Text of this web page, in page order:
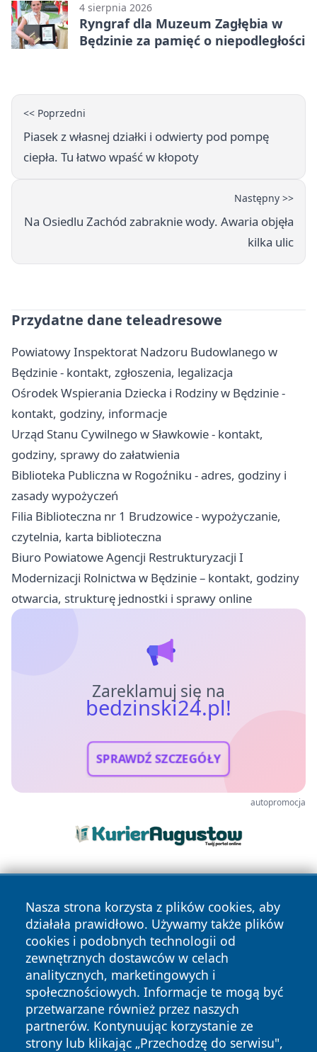
4 sierpnia 2026
Ryngraf dla Muzeum Zagłębia w
Będzinie za pamięć o niepodległości
<< Poprzedni
Piasek z własnej działki i odwierty pod pompę
ciepła. Tu łatwo wpaść w kłopoty
Następny >>
Na Osiedlu Zachód zabraknie wody. Awaria objęła
kilka ulic
Przydatne dane teleadresowe
Powiatowy Inspektorat Nadzoru Budowlanego w
Będzinie - kontakt, zgłoszenia, legalizacja
Ośrodek Wspierania Dziecka i Rodziny w Będzinie -
kontakt, godziny, informacje
Urząd Stanu Cywilnego w Sławkowie - kontakt,
godziny, sprawy do załatwienia
Biblioteka Publiczna w Rogoźniku - adres, godziny i
zasady wypożyczeń
Filia Biblioteczna nr 1 Brudzowice - wypożyczanie,
czytelnia, karta biblioteczna
Biuro Powiatowe Agencji Restrukturyzacji I
Modernizacji Rolnictwa w Będzinie – kontakt, godziny
otwarcia, strukturę jednostki i sprawy online
Zareklamuj się na
bedzinski24.pl!
SPRAWDŹ SZCZEGÓŁY
autopromocja
Nasza strona korzysta z plików cookies, aby
działała prawidłowo. Używamy także plików
cookies i podobnych technologii od
zewnętrznych dostawców w celach
analitycznych, marketingowych i
społecznościowych. Informacje te mogą być
przetwarzane również przez naszych
partnerów. Kontynuując korzystanie ze
strony lub klikając „Przechodzę do serwisu",
Copyright © 2026 bedzinski24.pl Wszystkie prawa
zastrzeżone.
News Autorzy
Polityka
Prywatności
Polityka
Cookies